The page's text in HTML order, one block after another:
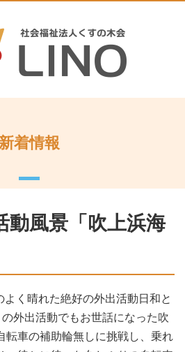
新着情報
動風景「吹上浜海
く晴れた絶好の外出活動日和と
外出活動でもお世話になった吹
転車の補助輪無しに挑戦し、乗れ